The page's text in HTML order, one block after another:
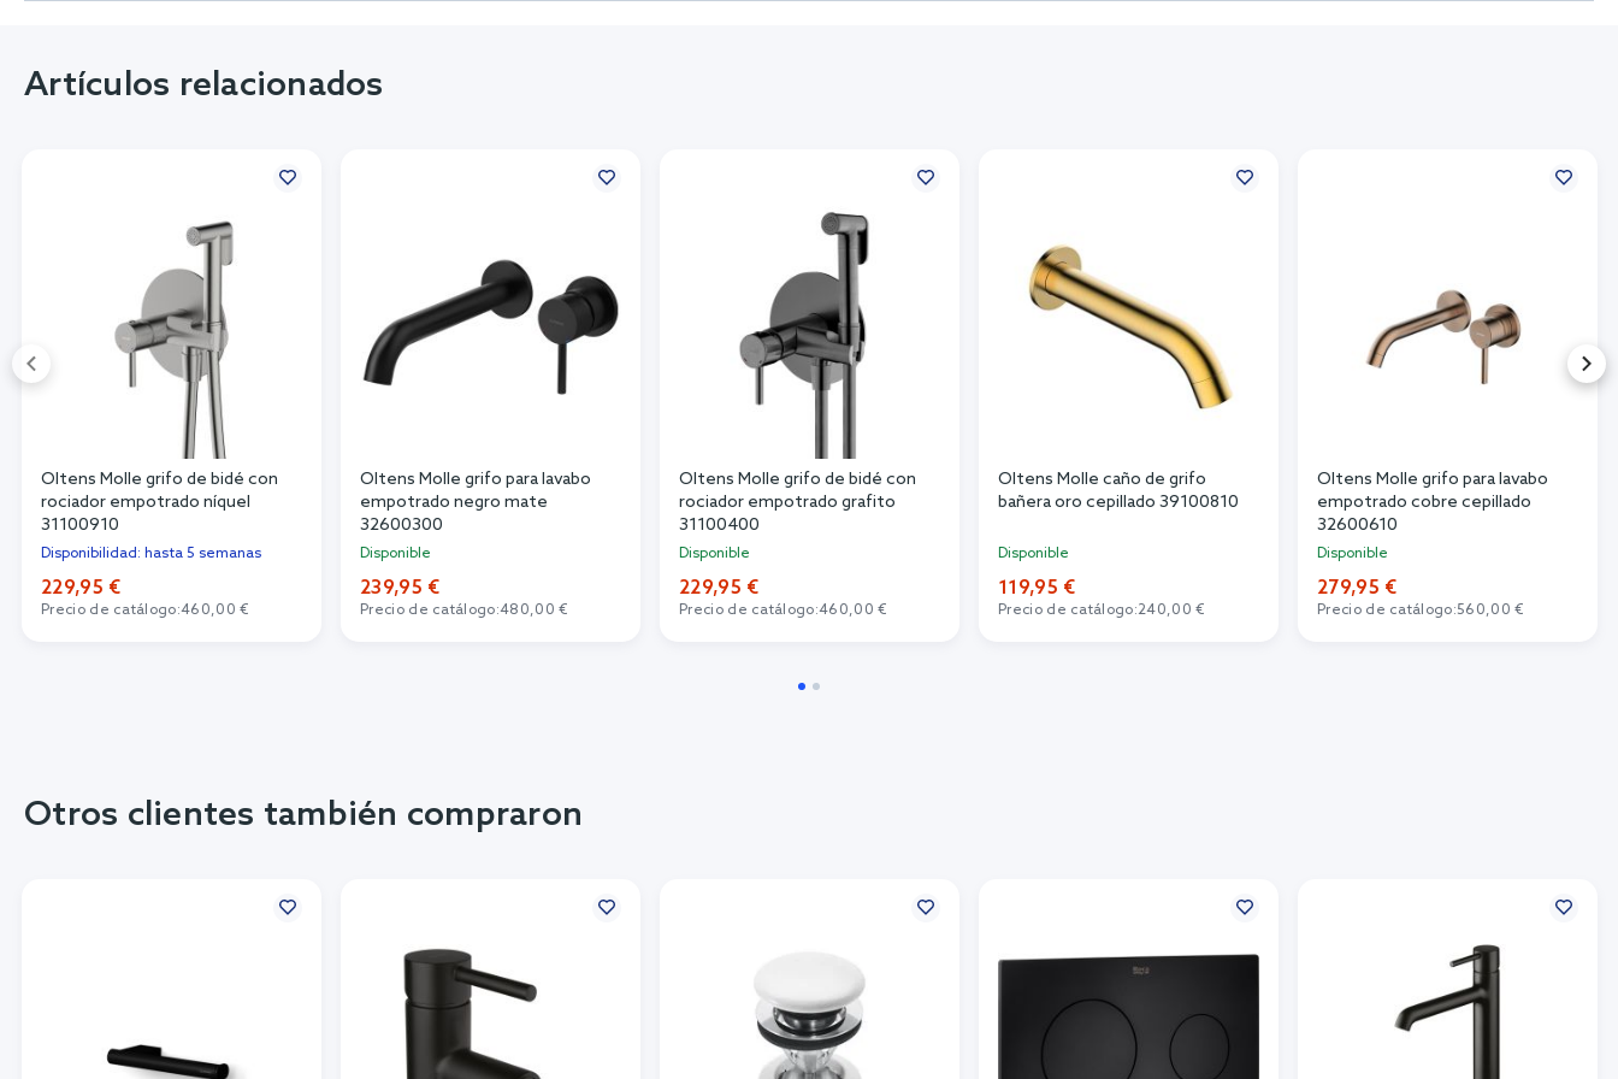
Artículos relacionados
Oltens Molle grifo de bidé con
rociador empotrado níquel
31100910
Disponibilidad: hasta 5 semanas
229,95 €
Precio de catálogo:460,00 €
Oltens Molle grifo para lavabo
empotrado negro mate
32600300
Disponible
239,95 €
Precio de catálogo:480,00 €
Oltens Molle grifo de bidé con
rociador empotrado grafito
31100400
Disponible
229,95 €
Precio de catálogo:460,00 €
Oltens Molle caño de grifo
bañera oro cepillado 39100810
Disponible
119,95 €
Precio de catálogo:240,00 €
Oltens Molle grifo para lavabo
empotrado cobre cepillado
32600610
Disponible
279,95 €
Precio de catálogo:560,00 €
Otros clientes también compraron